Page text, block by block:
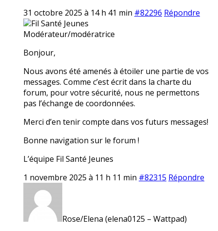
31 octobre 2025 à 14 h 41 min #82296 Répondre
Fil Santé Jeunes
Modérateur/modératrice
Bonjour,
Nous avons été amenés à étoiler une partie de vos
messages. Comme c’est écrit dans la charte du
forum, pour votre sécurité, nous ne permettons
pas l’échange de coordonnées.
Merci d’en tenir compte dans vos futurs messages!
Bonne navigation sur le forum !
L’équipe Fil Santé Jeunes
1 novembre 2025 à 11 h 11 min #82315 Répondre
Rose/Elena (elena0125 – Wattpad)